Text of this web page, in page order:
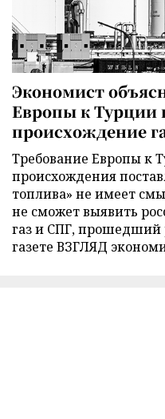
Экономист
Европы к Турции
происхождение
Требование Европы к
происхождения
топлива» не имеет
не сможет выявить
газ и СПГ, прошедший
газете ВЗГЛЯД